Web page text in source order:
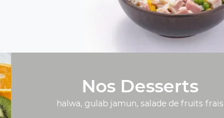
Nos Desserts
halwa, gulab jamun, salade de fruits frais